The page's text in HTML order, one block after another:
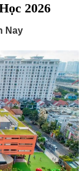
2026
Nay